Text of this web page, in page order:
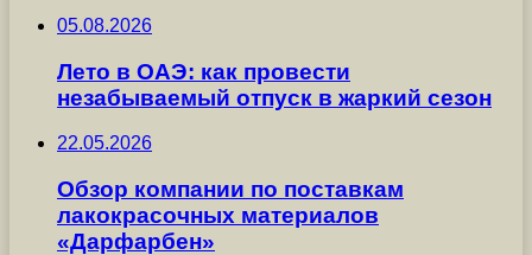
05.08.2026
Лето в ОАЭ: как провести
незабываемый отпуск в жаркий сезон
22.05.2026
Обзор компании по поставкам
лакокрасочных материалов
«Дарфарбен»